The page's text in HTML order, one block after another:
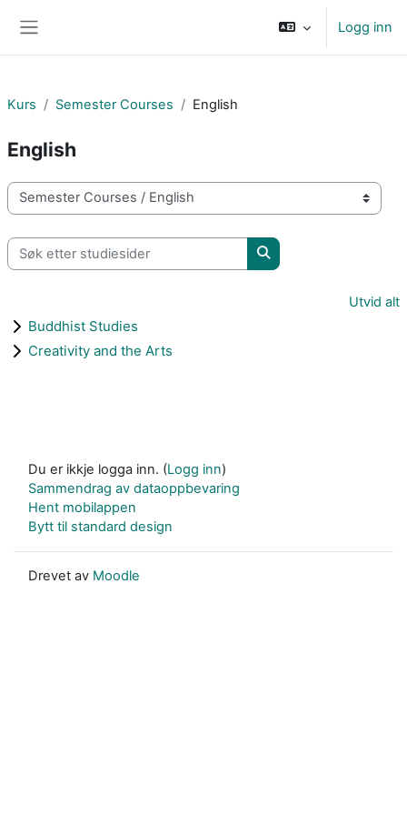
Logg inn
Kurs Semester Courses English
English
Kurskategoriar
Søk etter studiesider
Søk etter studiesider
Utvid alt
Buddhist Studies
Creativity and the Arts
Du er ikkje logga inn. (Logg inn)
Sammendrag av dataoppbevaring
Hent mobilappen
Bytt til standard design
Drevet av Moodle